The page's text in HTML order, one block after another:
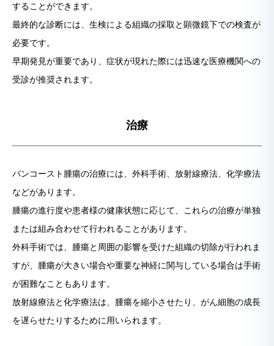
することができます。
最終的な診断には、生検による組織の採取と顕微鏡下での検査が
必要です。
早期発見が重要であり、症状が現れた際には迅速な医療機関への
受診が推奨されます。
治療
バンコースト腫瘍の治療には、外科手術、放射線療法、化学療法
などがあります。
腫瘍の進行度や患者様の健康状態に応じて、これらの治療が単独
または組み合わせて行われることがあります。
外科手術では、腫瘍と周囲の影響を受けた組織の切除が行われま
すが、腫瘍が大きい場合や重要な神経に関与している場合は手術
が困難なこともあります。
放射線療法と化学療法は、腫瘍を縮小させたり、がん細胞の成長
を遅らせたりするために用いられます。